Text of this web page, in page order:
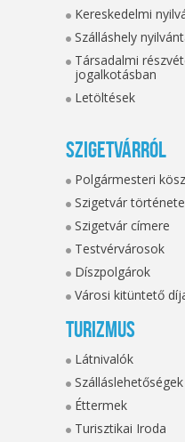
Kereskedelmi
Szálláshely
Társadalmi
jogalkotásban
Letöltések
Szigetvárról
Polgármesteri
Szigetvár története
Szigetvár címere
Testvérvárosok
Díszpolgárok
Városi kitüntető
Turizmus
Látnivalók
Szálláslehetőségek
Éttermek
Turisztikai Iroda